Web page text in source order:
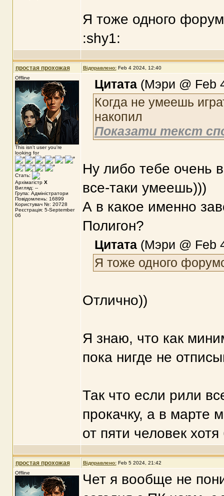
Я тоже одного
:shy1:
простая прохожая Відправлено: Feb 4 2024, 12:40
Offline
This isn't user you're
looking for
Стать:
Архімагістр X
Вигляд: --
Група: Адміністратори
Повідомлень: 16899
Користувач №: 20728
Реєстрація: 5-September
06
Цитата(Мэри @ Feb
Когда не умеешь
накопил
Показати текст
Ну либо тебе очень
все-таки умеешь)))
А в какое именно
Полигон?
Цитата(Мэри @ Feb
Я тоже одного
Отлично))
Я знаю, что как
пока нигде не
Так что если рили
прокачку, а в марте
от пяти человек
простая прохожая Відправлено: Feb 5 2024, 21:42
Offline
Чет я вообще не